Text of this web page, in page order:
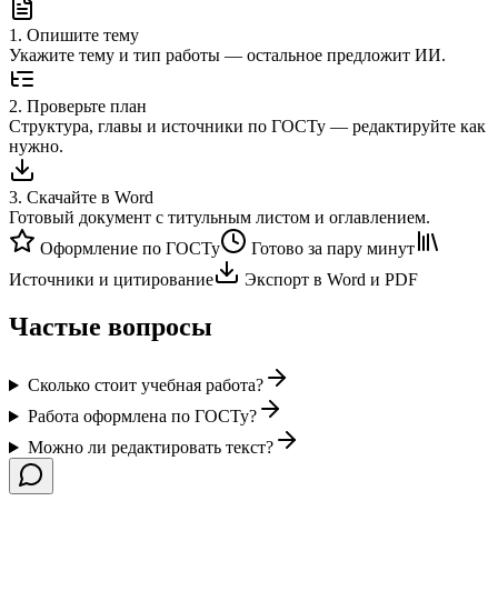
1 . Опишите тему
Укажите тему и тип работы — остальное предложит ИИ.
2. Проверьте план
Структура, главы и источники по ГОСТу — редактируйте как
нужно.
3. Скачайте в Word
Готовый документ с титульным листом и оглавлением.
Оформление по ГОСТу
Готово за пару минут
Источники и цитирование
Экспорт в Word и PDF
Частые вопросы
Сколько стоит учебная работа?
Работа оформлена по ГОСТу?
Можно ли редактировать текст?